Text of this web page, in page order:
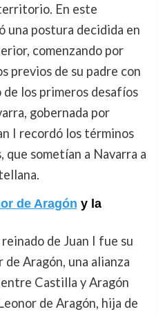
En este
una postura decidida en
comenzando por
previos de su padre con
de los primeros desafíos
gobernada por
I recordó los términos
que sometían a Navarra a
de Aragón y la
de Juan I fue su
Aragón, una alianza
Castilla y Aragón
de Aragón, hija de